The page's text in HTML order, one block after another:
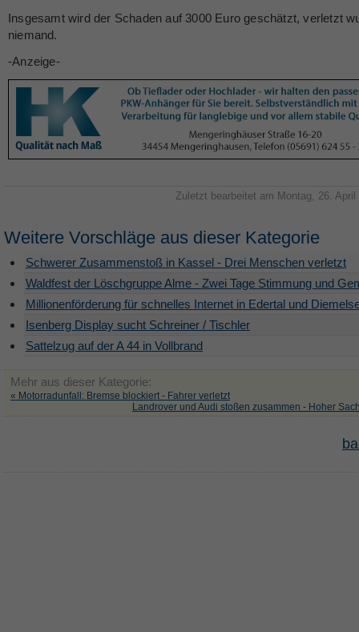
Insgesamt wird der Schaden auf 3000 Euro geschätzt, verletzt
niemand.
-Anzeige-
Zuletzt bearbeitet am Montag, 26. April
Weitere Vorschläge aus dieser Kategorie
Schwerer Zusammenstoß in Kassel - Drei Menschen verletzt
Waldfest der Löschgruppe Alme - Zwei Tage Stimmung und
Millionenförderung für schnelles Internet in Edertal und
Isenberg Display sucht Schreiner / Tischler
Sattelzug auf der A 44 in Vollbrand
Mehr aus dieser Kategorie:
« Motorradunfall: Bremse blockiert - Fahrer verletzt
Landrover und Audi stoßen zusammen - Hoher